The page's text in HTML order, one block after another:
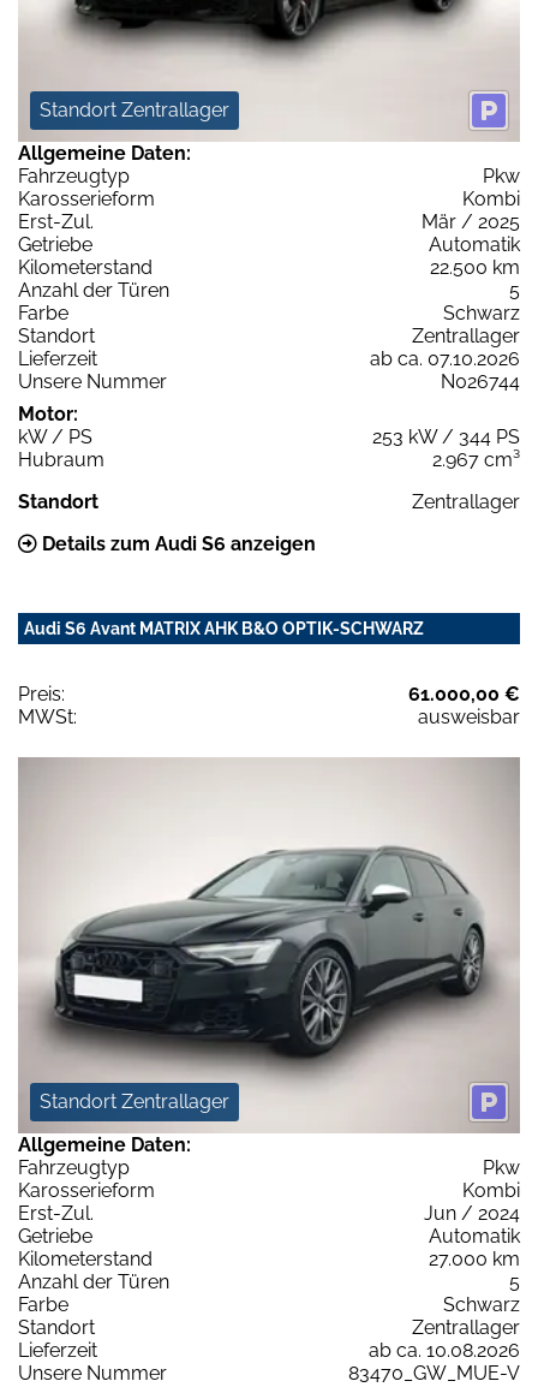
Standort Zentrallager
Allgemeine Daten:
Fahrzeugtyp
Pkw
Karosserieform
Kombi
Erst-Zul.
Mär / 2025
Getriebe
Automatik
Kilometerstand
22.500 km
Anzahl der Türen
5
Farbe
Schwarz
Standort
Zentrallager
Lieferzeit
ab ca. 07.10.2026
Unsere Nummer
N026744
Motor:
kW / PS
253 kW / 344 PS
Hubraum
2.967 cm³
Standort
Zentrallager
Details zum Audi S6 anzeigen
Audi S6 Avant MATRIX AHK B&O OPTIK-SCHWARZ
Preis:
61.000,00 €
MWSt:
ausweisbar
Standort Zentrallager
Allgemeine Daten:
Fahrzeugtyp
Pkw
Karosserieform
Kombi
Erst-Zul.
Jun / 2024
Getriebe
Automatik
Kilometerstand
27.000 km
Anzahl der Türen
5
Farbe
Schwarz
Standort
Zentrallager
Lieferzeit
ab ca. 10.08.2026
Unsere Nummer
83470_GW_MUE-V